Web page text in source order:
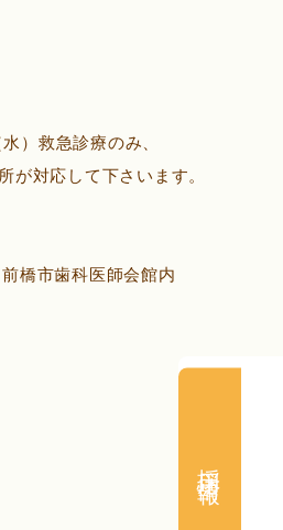
）救急診療のみ、
が対応して下さいます。
橋市歯科医師会館内